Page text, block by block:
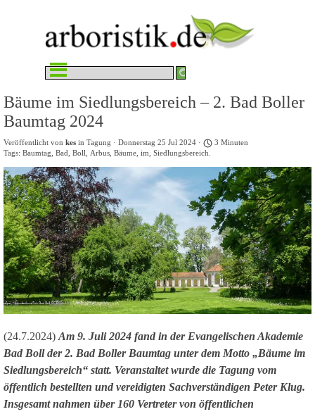
Menü überspringen
Bäume im Siedlungsbereich – 2. Bad Boller
Baumtag 2024
Veröffentlicht von kes in Tagung · Donnerstag 25 Jul 2024 ·
3 Minuten
Tags: Baumtag Bad Boll Arbus Bäume im Siedlungsbereich.
(24.7.2024) Am 9. Juli 2024 fand in der Evangelischen Akademie
Bad Boll der 2. Bad Boller Baumtag unter dem Motto „Bäume im
Siedlungsbereich“ statt. Veranstaltet wurde die Tagung vom
öffentlich bestellten und vereidigten Sachverständigen Peter Klug.
Insgesamt nahmen über 160 Vertreter von öffentlichen